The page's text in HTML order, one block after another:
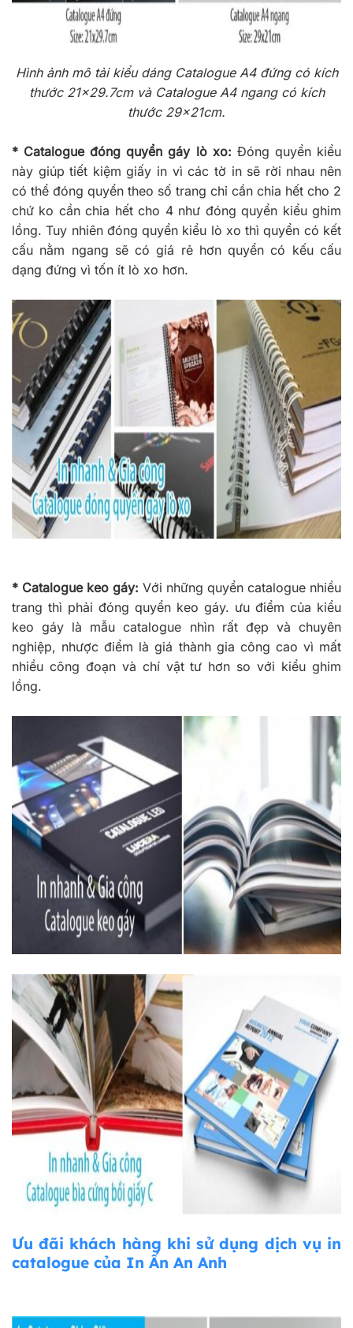
Hình ảnh mô tải kiểu dáng Catalogue A4 đứng có kích
thước 21×29.7cm và Catalogue A4 ngang có kích
thước 29x21cm.
* Catalogue đóng quyển gáy lò xo: Đóng quyển kiểu
này giúp tiết kiệm giấy in vì các tờ in sẽ rời nhau nên
có thể đóng quyển theo số trang chỉ cần chia hết cho 2
chứ ko cần chia hết cho 4 như đóng quyển kiểu ghim
lồng. Tuy nhiên đóng quyển kiểu lò xo thì quyển có kết
cấu nằm ngang sẽ có giá rẻ hơn quyển có kếu cấu
dạng đứng vì tốn ít lò xo hơn.
* Catalogue keo gáy: Với những quyển catalogue nhiều
trang thì phải đóng quyển keo gáy. ưu điểm của kiểu
keo gáy là mẫu catalogue nhìn rất đẹp và chuyên
nghiệp, nhược điểm là giá thành gia công cao vì mất
nhiều công đoạn và chí vật tư hơn so với kiểu ghim
lồng.
Ưu đãi khách hàng khi sử dụng dịch vụ in
catalogue của In Ấn An Anh